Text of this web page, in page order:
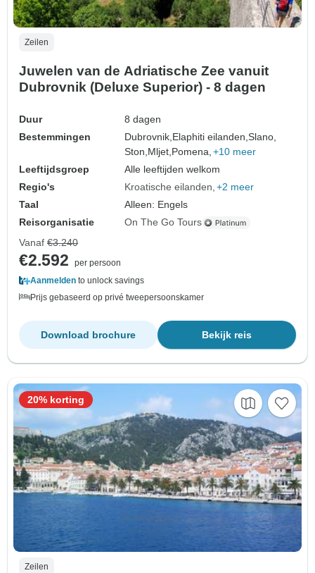
Zeilen
Juwelen van de Adriatische Zee vanuit
Dubrovnik (Deluxe Superior) - 8 dagen
Duur
8 dagen
Bestemmingen
Dubrovnik,Elaphiti eilanden,Slano,
Ston,Mljet,Pomena, +10 meer
Leeftijdsgroep
Alle leeftijden welkom
Regio's
Kroatische eilanden +2 meer
Taal
Alleen: Engels
Reisorganisatie
On The Go Tours
Vanaf €3.240
€2.592
per persoon
Aanmelden to unlock savings
Prijs gebaseerd op privé tweepersoonskamer
Bekijk reis
Download brochure
Zeilen
20% korting